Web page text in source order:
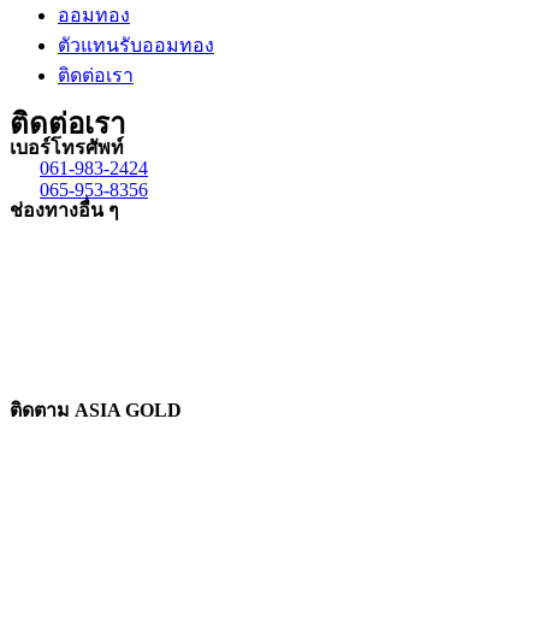
ออมทอง
ตัวแทนรับออมทอง
ติดต่อเรา
ติดต่อเรา
เบอร์โทรศัพท์
061-983-2424
065-953-8356
ช่องทางอื่น ๆ
ติดตาม ASIA GOLD